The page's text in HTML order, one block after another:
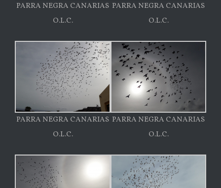
PARRA NEGRA CANARIAS
O.L.C.
PARRA NEGRA CANARIAS
O.L.C.
PARRA NEGRA CANARIAS
O.L.C.
PARRA NEGRA CANARIAS
O.L.C.